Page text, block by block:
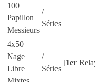
100
Papillon
Messieurs
/
Séries
4x50
Nage
Libre
/
Séries
[1er